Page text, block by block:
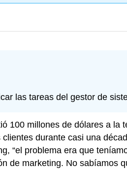
las tareas del gestor de
100 millones de dólares a
durante casi una
“el problema era que
de marketing. No sabíamos